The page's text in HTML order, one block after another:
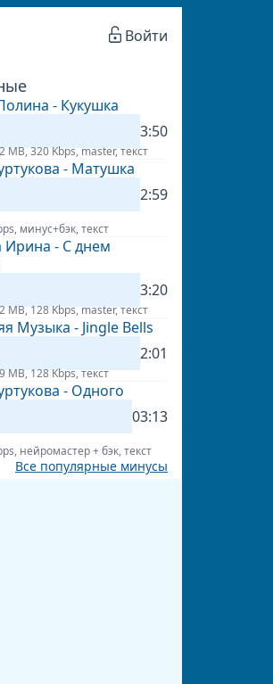
Войти
- Кукушка
3:50
MB, 320 Kbps, master, текст
- Матушка
2:59
минус+бэк, текст
Ирина - С днем
3:20
MB, 128 Kbps, master, текст
Музыка - Jingle Bells
2:01
MB, 128 Kbps, текст
- Одного
03:13
нейромастер + бэк, текст
Все популярные минусы